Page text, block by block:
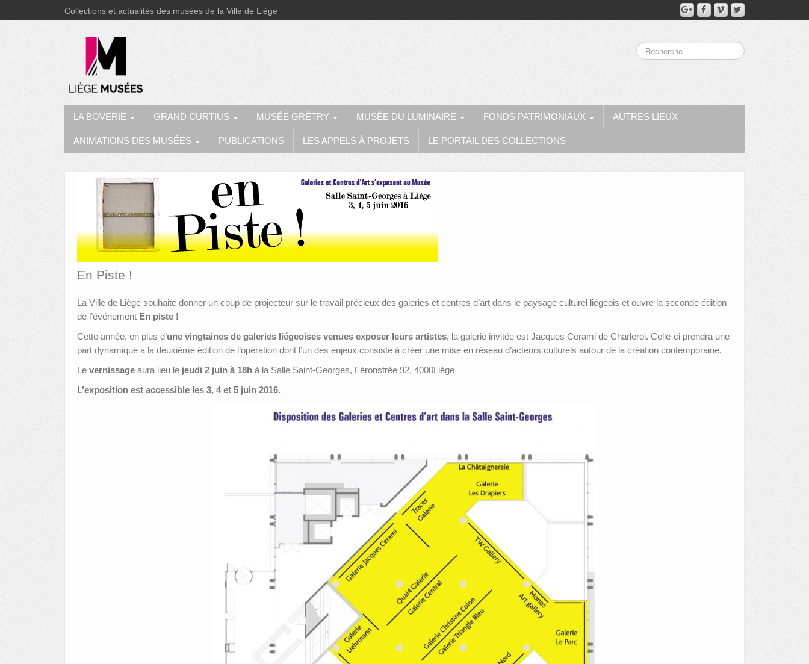
Collections et actualités des musées de la Ville de Liège
LA BOVERIE GRAND CURTIUS MUSÉE GRÉTRY MUSÉE DU LUMINAIRE FONDS PATRIMONIAUX AUTRES LIEUX
ANIMATIONS DES MUSÉES PUBLICATIONS LES APPELS À PROJETS LE PORTAIL DES COLLECTIONS
En Piste !
La Ville de Liège souhaite donner un coup de projecteur sur le travail précieux des galeries et centres d’art dans le paysage culturel liégeois et ouvre la seconde édition
de l’événement En piste !
Cette année, en plus d’une vingtaines de galeries liégeoises venues exposer leurs artistes, la galerie invitée est Jacques Cerami de Charleroi. Celle-ci prendra une
part dynamique à la deuxième édition de l’opération dont l’un des enjeux consiste à créer une mise en réseau d’acteurs culturels autour de la création contemporaine.
Le vernissage aura lieu le jeudi 2 juin à 18h à la Salle Saint-Georges, Féronstrée 92, 4000Liège
L’exposition est accessible les 3, 4 et 5 juin 2016.